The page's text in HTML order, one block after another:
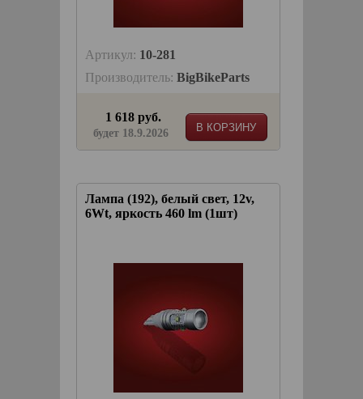
Артикул: 10-281
Производитель: BigBikeParts
В КОРЗИНУ
1 618 руб.
будет 18.9.2026
Лампа (192), белый свет, 12v,
6Wt, яркость 460 lm (1шт)